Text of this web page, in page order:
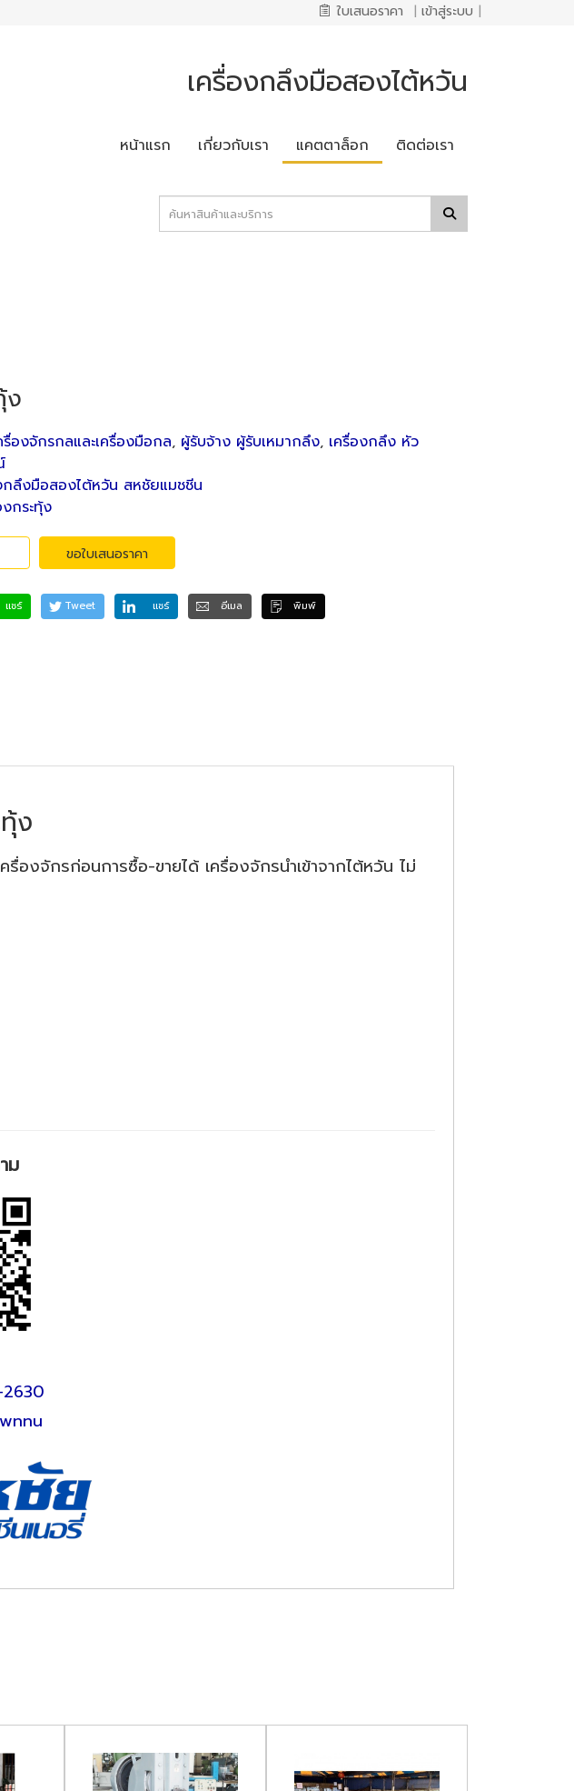
ใบเสนอราคา | เข้าสู่ระบบ |
เครื่องกลึงมือสองไต้หวัน
หน้าแรก เกี่ยวกับเรา แคตตาล็อก ติดต่อเรา
ง
รื่องจักรกลและเครื่องมือกล, ผู้รับจ้าง ผู้รับเหมากลึง, เครื่องกลึง หัว
กลึงมือสองไต้หวัน สหชัยแมชชีน
งกระทุ้ง
ขอใบเสนอราคา
แชร์ Tweet แชร์ อีเมล พิมพ์
ง
องจักรก่อนการซื้อ-ขายได้ เครื่องจักรนำเข้าจากไต้หวัน ไม่
ม